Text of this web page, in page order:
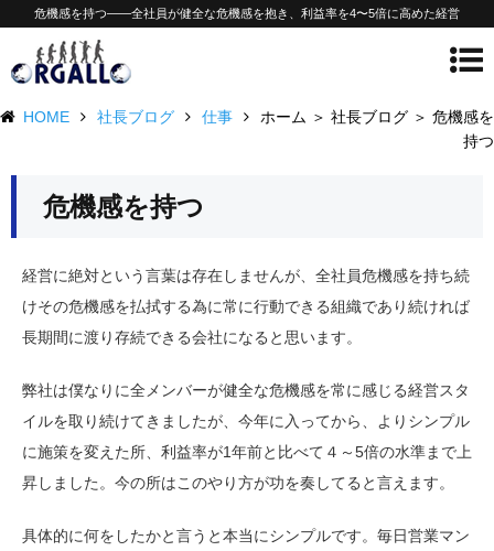
危機感を持つ——全社員が健全な危機感を抱き、利益率を4〜5倍に高めた経営
HOME 社長ブログ 仕事
ホーム ＞ 社長ブログ ＞ 危機感を
持つ
危機感を持つ
経営に絶対という言葉は存在しませんが、全社員危機感を持ち続
けその危機感を払拭する為に常に行動できる組織であり続ければ
長期間に渡り存続できる会社になると思います。
弊社は僕なりに全メンバーが健全な危機感を常に感じる経営スタ
イルを取り続けてきましたが、今年に入ってから、よりシンプル
に施策を変えた所、利益率が1年前と比べて４～5倍の水準まで上
昇しました。今の所はこのやり方が功を奏してると言えます。
具体的に何をしたかと言うと本当にシンプルです。毎日営業マン